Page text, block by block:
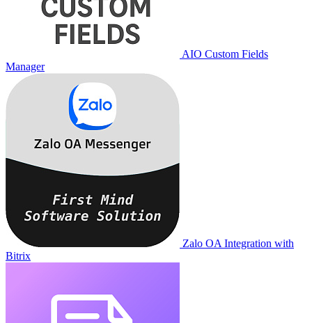
AIO Custom Fields
Manager
Zalo OA Integration with
Bitrix